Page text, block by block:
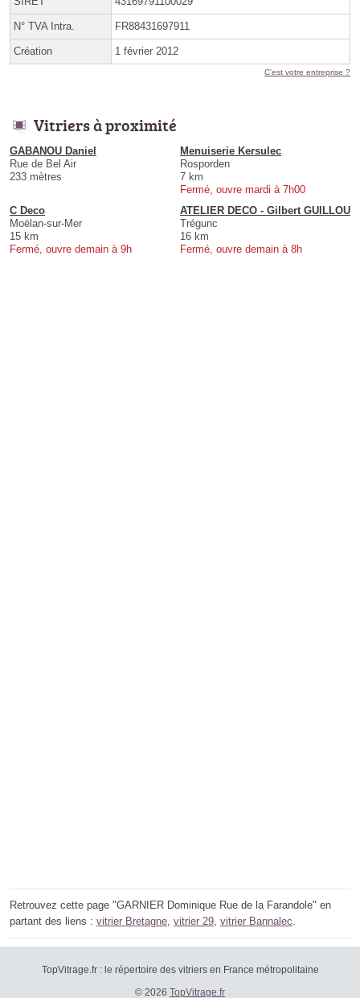
N° TVA Intra. FR88431697911
Création 1 février 2012
C'est votre entreprise ?
Vitriers à proximité
GABANOU Daniel
Rue de Bel Air
233 mètres
Menuiserie Kersulec
Rosporden
7 km
Fermé, ouvre mardi à 7h00
C Deco
Moëlan-sur-Mer
15 km
Fermé, ouvre demain à 9h
ATELIER DECO - Gilbert GUILLOU
Trégunc
16 km
Fermé, ouvre demain à 8h
Retrouvez cette page "GARNIER Dominique Rue de la Farandole" en
partant des liens : vitrier Bretagne, vitrier 29, vitrier Bannalec.
TopVitrage.fr : le répertoire des vitriers en France métropolitaine
© 2026 TopVitrage.fr